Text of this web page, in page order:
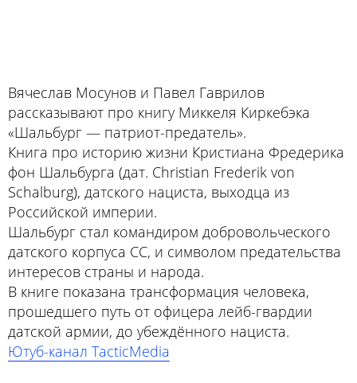
Вячеслав Мосунов и Павел Гаврилов
рассказывают про книгу Миккеля Киркебэка
«Шальбург — патриот-предатель».
Книга про историю жизни Кристиана Фредерика
фон Шальбурга (дат. Christian Frederik von
Schalburg), датского нациста, выходца из
Российской империи.
Шальбург стал командиром добровольческого
датского корпуса СС, и символом предательства
интересов страны и народа.
В книге показана трансформация человека,
прошедшего путь от офицера лейб-гвардии
датской армии, до убеждённого нациста.
Ютуб-канал TacticMedia